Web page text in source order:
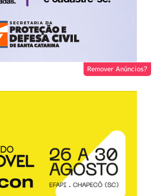
Remover Anúncios?